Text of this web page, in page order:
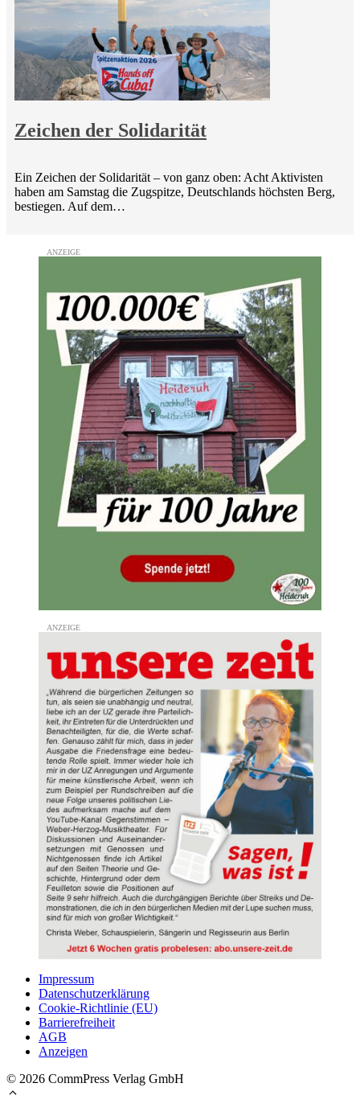
Zeichen der Solidarität
Ein Zeichen der Solidarität – von ganz oben: Acht Aktivisten
haben am Samstag die Zugspitze, Deutschlands höchsten Berg,
bestiegen. Auf dem…
Impressum
Datenschutzerklärung
Cookie-Richtlinie (EU)
Barrierefreiheit
AGB
Anzeigen
© 2026 CommPress Verlag GmbH